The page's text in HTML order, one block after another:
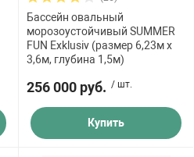
Бассейн овальный
морозоустойчивый SUMMER
FUN Exklusiv (размер 6,23м х
3,6м, глубина 1,5м)
256 000 руб. / шт.
Купить